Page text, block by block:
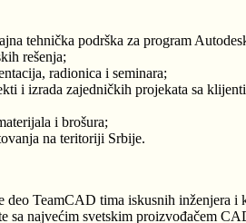
tehnička podrška za program
rešenja;
radionica i seminara;
i izrada zajedničkih projekata sa
i brošura;
na teritoriji Srbije.
deo TeamCAD tima iskusnih inženjera
sa najvećim svetskim proizvođačem